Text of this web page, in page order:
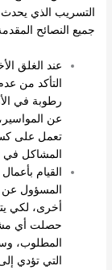
التسريب الذي يحدث
جميع النصائح
عند الغلق
التأكد من
رطوبة في
عن
تعمل على
المشاكل في
القيام
المسؤول عن
أخرى، لكي
حصلت أي
المطلوب،
التي تؤدي